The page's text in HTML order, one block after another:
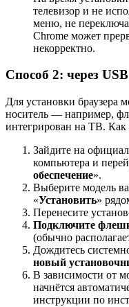
телевизор и не
меню, не
Chrome может
некорректно.
Способ 2: через USB
Для установки браузера
носитель — например,
интегрирован на ТВ. Как
Зайдите на
компьютера и
обеспечение».
Выберите модель
«Установить»
Перенесите
Подключите
(обычно
Дождитесь
новый
В зависимости от
начнётся
инструкции по